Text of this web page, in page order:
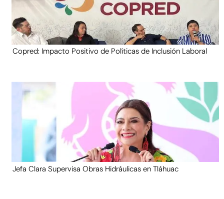
Copred: Impacto Positivo de Políticas de Inclusión Laboral
Jefa Clara Supervisa Obras Hidráulicas en Tláhuac